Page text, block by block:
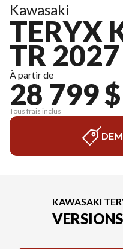
Kawasaki
TERYX
TR 2027
À partir de
28 799 $
Tous frais inclus
KAWASAKI